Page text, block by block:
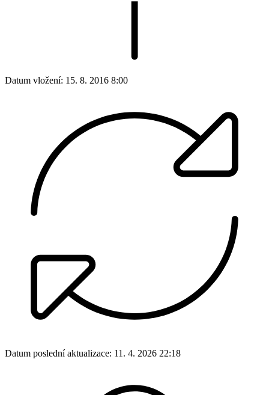
Datum vložení: 15. 8. 2016 8:00
Datum poslední aktualizace: 11. 4. 2026 22:18